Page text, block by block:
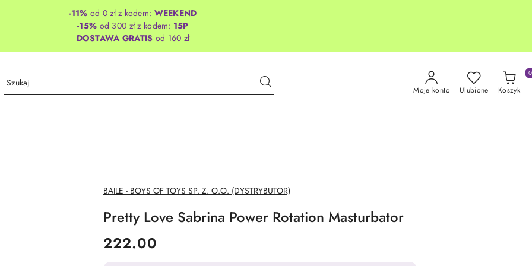
-11% od 0 zł z kodem: WEEKEND
-15% od 300 zł z kodem: 15P
DOSTAWA GRATIS od 160 zł
Moje konto Ulubione Koszyk
0
NAZWA
PRODUCENTA:
BAILE - BOYS OF TOYS SP. Z. O.O. (DYSTRYBUTOR)
Pretty Love Sabrina Power Rotation Masturbator
cena:
222.00